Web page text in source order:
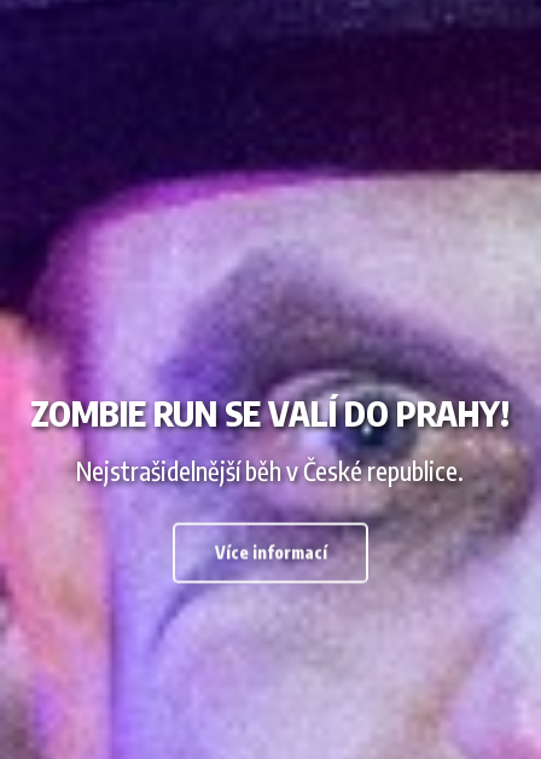
ZOMBIE RUN SE VALÍ DO PRAHY!
Nejstrašidelnější běh v České republice.
Více informací